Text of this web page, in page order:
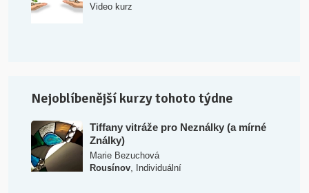
Video kurz
Nejoblíbenější kurzy tohoto týdne
Tiffany vitráže pro Neználky (a mírné
Ználky)
Marie Bezuchová
Rousínov, Individuální